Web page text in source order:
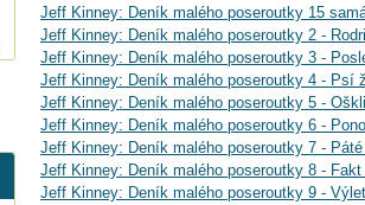
Jeff Kinney: Deník malého poseroutky 15
Jeff Kinney: Deník malého poseroutky 2 -
Jeff Kinney: Deník malého poseroutky 3 -
Jeff Kinney: Deník malého poseroutky 4 - Psí
Jeff Kinney: Deník malého poseroutky 5 -
Jeff Kinney: Deník malého poseroutky 6 -
Jeff Kinney: Deník malého poseroutky 7 -
Jeff Kinney: Deník malého poseroutky 8 - Fakt
Jeff Kinney: Deník malého poseroutky 9 -